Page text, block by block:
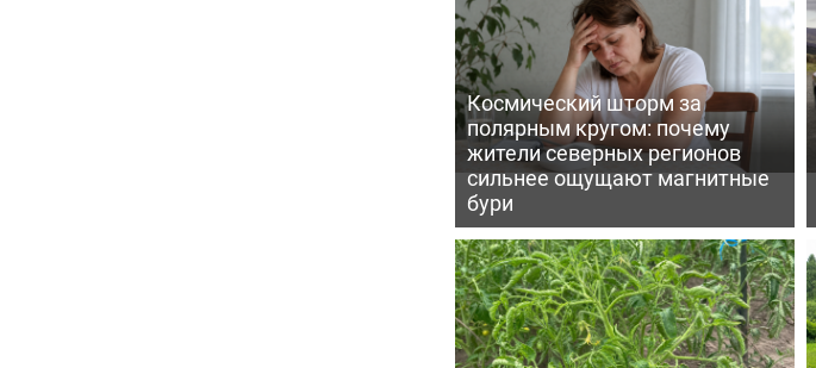
Космический шторм за
полярным кругом: почему
жители северных регионов
сильнее ощущают магнитные
бури